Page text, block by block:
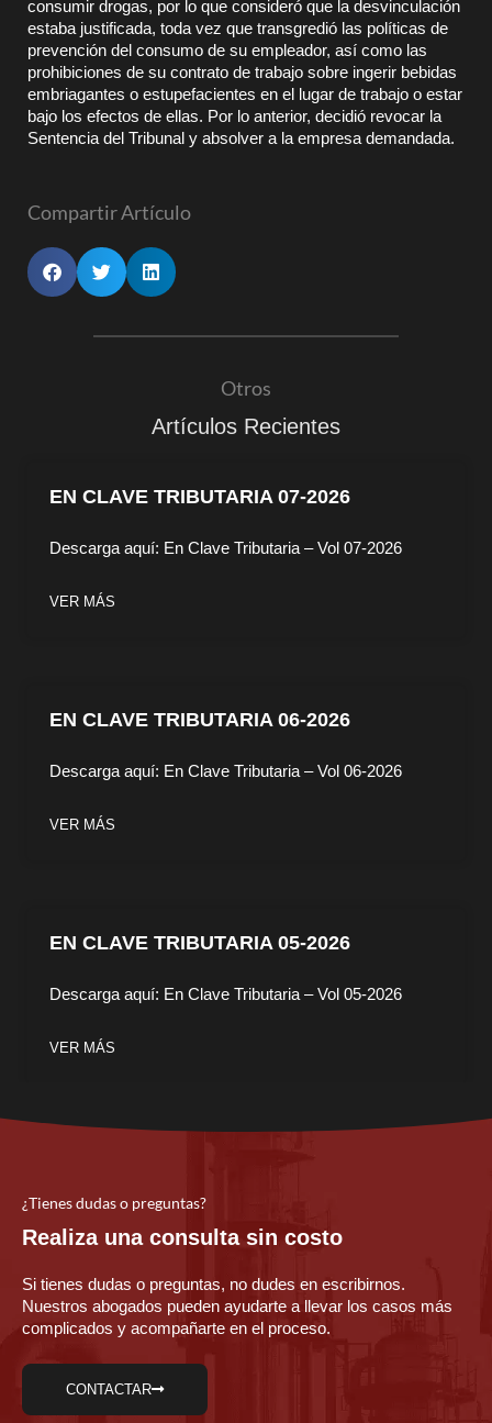
consumir drogas, por lo que consideró que la desvinculación
estaba justificada, toda vez que transgredió las políticas de
prevención del consumo de su empleador, así como las
prohibiciones de su contrato de trabajo sobre ingerir bebidas
embriagantes o estupefacientes en el lugar de trabajo o estar
bajo los efectos de ellas. Por lo anterior, decidió revocar la
Sentencia del Tribunal y absolver a la empresa demandada.
Compartir Artículo
Otros
Artículos Recientes
EN CLAVE TRIBUTARIA 07-2026
Descarga aquí: En Clave Tributaria – Vol 07-2026
VER MÁS
EN CLAVE TRIBUTARIA 06-2026
Descarga aquí: En Clave Tributaria – Vol 06-2026
VER MÁS
EN CLAVE TRIBUTARIA 05-2026
Descarga aquí: En Clave Tributaria – Vol 05-2026
VER MÁS
¿Tienes dudas o preguntas?
Realiza una consulta sin costo
Si tienes dudas o preguntas, no dudes en escribirnos.
Nuestros abogados pueden ayudarte a llevar los casos más
complicados y acompañarte en el proceso.
CONTACTAR